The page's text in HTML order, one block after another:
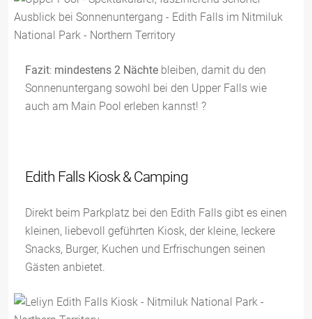
Fazit: mindestens 2 Nächte bleiben, damit du den
Sonnenuntergang sowohl bei den Upper Falls wie
auch am Main Pool erleben kannst! ?
Edith Falls Kiosk & Camping
Direkt beim Parkplatz bei den Edith Falls gibt es einen
kleinen, liebevoll geführten Kiosk, der kleine, leckere
Snacks, Burger, Kuchen und Erfrischungen seinen
Gästen anbietet.